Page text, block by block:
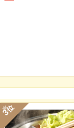
3
位